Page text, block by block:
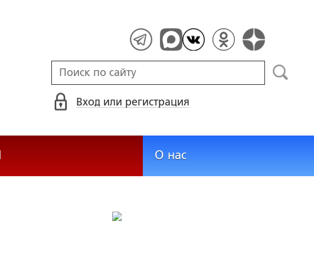
Вход или регистрация
О нас